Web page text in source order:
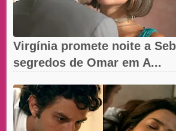
Virgínia promete noite a
segredos de Omar em A...